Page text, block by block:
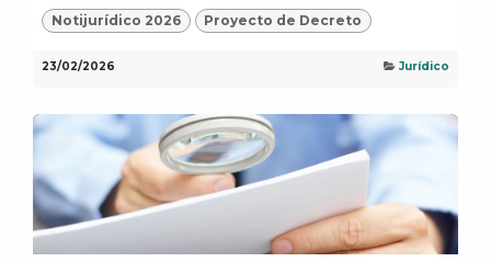
Notijurídico 2026 Proyecto de Decreto
23/02/2026 Jurídico